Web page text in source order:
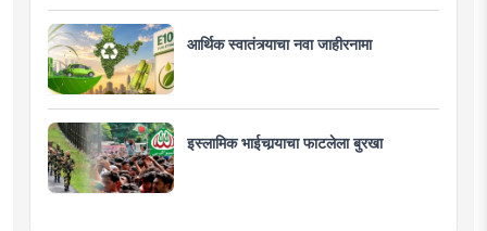
आर्थिक स्वातंत्र्याचा नवा जाहीरनामा
इस्लामिक भाईचार्‍याचा फाटलेला बुरखा